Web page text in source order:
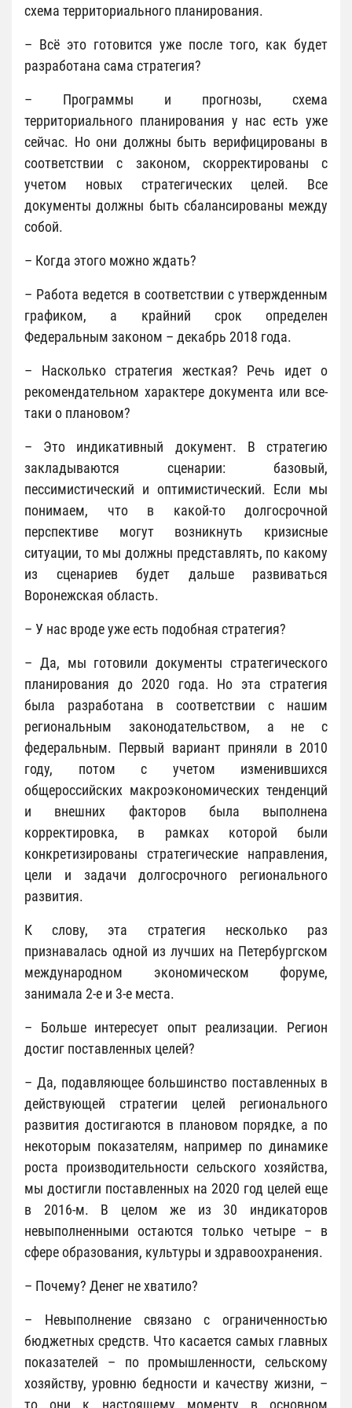
схема территориального планирования.
– Всё это готовится уже после того, как будет
разработана сама стратегия?
– Программы и прогнозы, схема
территориального планирования у нас есть уже
сейчас. Но они должны быть верифицированы в
соответствии с законом, скорректированы с
учетом новых стратегических целей. Все
документы должны быть сбалансированы между
собой.
– Когда этого можно ждать?
– Работа ведется в соответствии с утвержденным
графиком, а крайний срок определен
Федеральным законом – декабрь 2018 года.
– Насколько стратегия жесткая? Речь идет о
рекомендательном характере документа или все-
таки о плановом?
– Это индикативный документ. В стратегию
закладываются сценарии: базовый,
пессимистический и оптимистический. Если мы
понимаем, что в какой-то долгосрочной
перспективе могут возникнуть кризисные
ситуации, то мы должны представлять, по какому
из сценариев будет дальше развиваться
Воронежская область.
– У нас вроде уже есть подобная стратегия?
– Да, мы готовили документы стратегического
планирования до 2020 года. Но эта стратегия
была разработана в соответствии с нашим
региональным законодательством, а не с
федеральным. Первый вариант приняли в 2010
году, потом с учетом изменившихся
общероссийских макроэкономических тенденций
и внешних факторов была выполнена
корректировка, в рамках которой были
конкретизированы стратегические направления,
цели и задачи долгосрочного регионального
развития.
К слову, эта стратегия несколько раз
признавалась одной из лучших на Петербургском
международном экономическом форуме,
занимала 2-е и 3-е места.
– Больше интересует опыт реализации. Регион
достиг поставленных целей?
– Да, подавляющее большинство поставленных в
действующей стратегии целей регионального
развития достигаются в плановом порядке, а по
некоторым показателям, например по динамике
роста производительности сельского хозяйства,
мы достигли поставленных на 2020 год целей еще
в 2016-м. В целом же из 30 индикаторов
невыполненными остаются только четыре – в
сфере образования, культуры и здравоохранения.
– Почему? Денег не хватило?
– Невыполнение связано с ограниченностью
бюджетных средств. Что касается самых главных
показателей – по промышленности, сельскому
хозяйству, уровню бедности и качеству жизни, –
то они к настоящему моменту в основном